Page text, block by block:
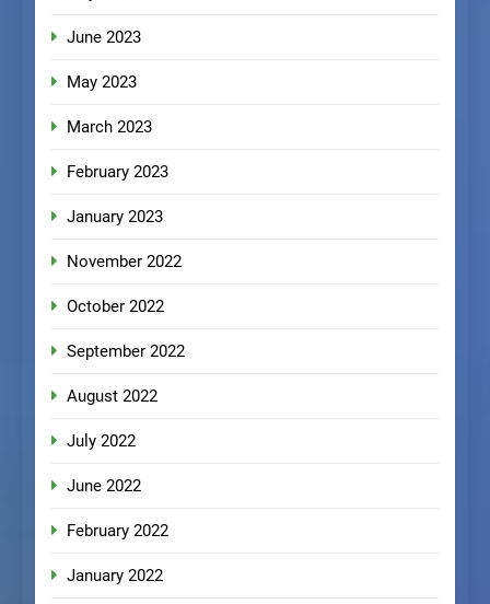
June 2023
May 2023
March 2023
February 2023
January 2023
November 2022
October 2022
September 2022
August 2022
July 2022
June 2022
February 2022
January 2022